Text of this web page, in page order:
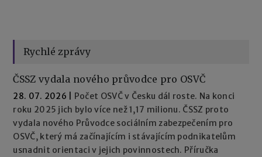
Rychlé zprávy
ČSSZ vydala nového průvodce pro OSVČ
28. 07. 2026
Počet OSVČ v Česku dál roste. Na konci
roku 2025 jich bylo více než 1,17 milionu. ČSSZ proto
vydala nového Průvodce sociálním zabezpečením pro
OSVČ, který má začínajícím i stávajícím podnikatelům
usnadnit orientaci v jejich povinnostech. Příručka